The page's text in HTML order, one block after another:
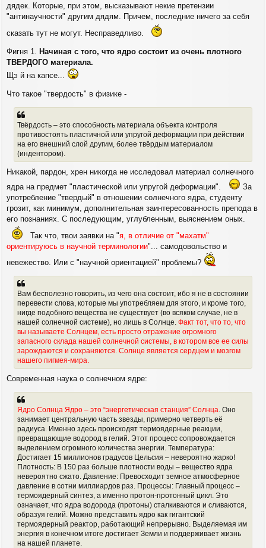
дядек. Которые, при этом, высказывают некие претензии
"антинаучности" другим дядям. Причем, последние ничего за себя
сказать тут не могут. Несправедливо.
Фигня 1.
Начиная с того, что ядро состоит из очень плотного
ТВЕРДОГО материала.
Щэ й на капсе...
Что такое "твердость" в физике -
Твёрдость – это способность материала объекта контроля
противостоять пластичной или упругой деформации при действии
на его внешний слой другим, более твёрдым материалом
(индентором).
Никакой, пардон, хрен никогда не исследовал материал солнечного
ядра на предмет "пластической или упругой деформации".
За
употребление "твердый" в отношении солнечного ядра, студенту
грозит, как минимум, дополнительная заинтересованность препода в
его познаниях. С последующим, углубленным, выяснением оных.
Так что, твои заявки на "я, в отличие от "махатм"
ориентируюсь в научной терминологии"... самодовольство и
невежество. Или с "научной ориентацией" проблемы?
Вам бесполезно говорить, из чего она состоит, ибо я не в состоянии
перевести слова, которые мы употребляем для этого, и кроме того,
нигде подобного вещества не существует (во всяком случае, не в
нашей солнечной системе), но лишь в Солнце. Факт тот, что то, что
вы называете Солнцем, есть просто отражение огромного
запасного склада нашей солнечной системы, в котором все ее силы
зарождаются и сохраняются. Солнце является сердцем и мозгом
нашего пигмея-мира.
Современная наука о солнечном ядре:
Ядро Солнца Ядро – это “энергетическая станция” Солнца . Оно
занимает центральную часть звезды, примерно четверть её
радиуса. Именно здесь происходят термоядерные реакции,
превращающие водород в гелий. Этот процесс сопровождается
выделением огромного количества энергии. Температура:
Достигает 15 миллионов градусов Цельсия – невероятно жарко!
Плотность: В 150 раз больше плотности воды – вещество ядра
невероятно сжато. Давление: Превосходит земное атмосферное
давление в сотни миллиардов раз. Процессы: Главный процесс –
термоядерный синтез, а именно протон-протонный цикл. Это
означает, что ядра водорода (протоны) сталкиваются и сливаются,
образуя гелий. Можно представить ядро как гигантский
термоядерный реактор, работающий непрерывно. Выделяемая им
энергия в конечном итоге достигает Земли и поддерживает жизнь
на нашей планете.